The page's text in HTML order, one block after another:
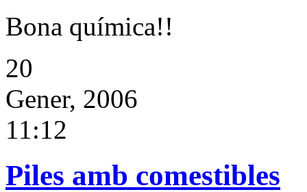
Bona química!!
20
Gener, 2006
11:12
Piles amb comestibles